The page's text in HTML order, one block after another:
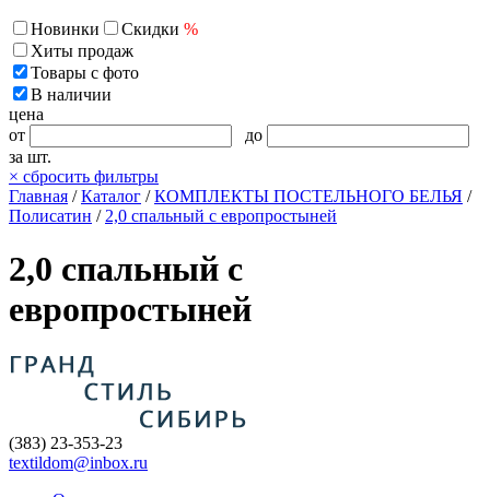
Новинки Скидки %
Хиты продаж
Товары с фото
В наличии
цена
от
до
за шт.
× сбросить фильтры
Главная /Каталог /КОМПЛЕКТЫ ПОСТЕЛЬНОГО БЕЛЬЯ /
Полисатин / 2,0 спальный с европростыней
2,0 спальный с
европростыней
(383) 23-353-23
textildom@inbox.ru